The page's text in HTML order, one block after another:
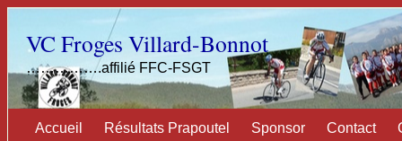
VC Froges Villard-Bonnot
…………….affilié FFC-FSGT
Accueil Résultats Prapoutel Sponsor Contact